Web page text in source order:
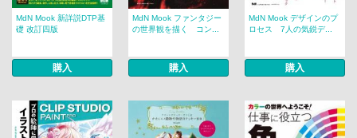
MdN Mook 新詳説DTP基
礎 改訂四版
購入
MdN Mook ファンタジー
の世界観を描く コン...
購入
MdN Mook デザインのプ
ロセス 7人の気鋭デ...
購入